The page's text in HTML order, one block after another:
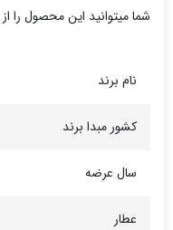
شما میتوانید این محصول را از
نام برند
کشور مبدا برند
سال عرضه
عطار